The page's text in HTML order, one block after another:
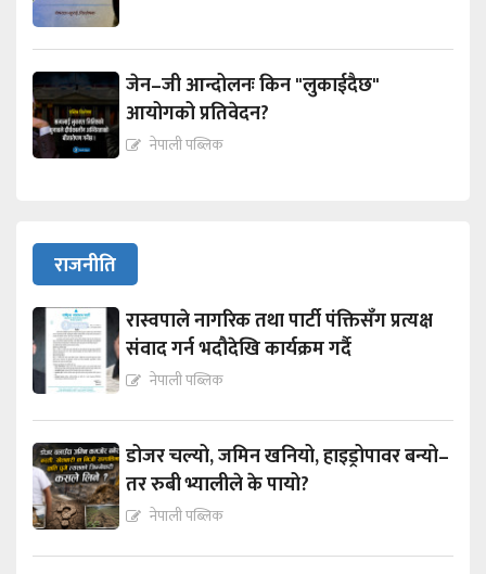
जेन–जी आन्दोलनः किन "लुकाईदैछ"
आयोगको प्रतिवेदन?
नेपाली पब्लिक
राजनीति
रास्वपाले नागरिक तथा पार्टी पंक्तिसँग प्रत्यक्ष
संवाद गर्न भदौदेखि कार्यक्रम गर्दै
नेपाली पब्लिक
डोजर चल्यो, जमिन खनियो, हाइड्रोपावर बन्यो–
तर रुबी भ्यालीले के पायो?
नेपाली पब्लिक